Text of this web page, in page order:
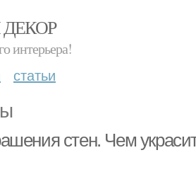
интерьера!
статьи
стен. Чем